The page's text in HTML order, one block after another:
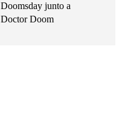
Doomsday junto a
Doctor Doom